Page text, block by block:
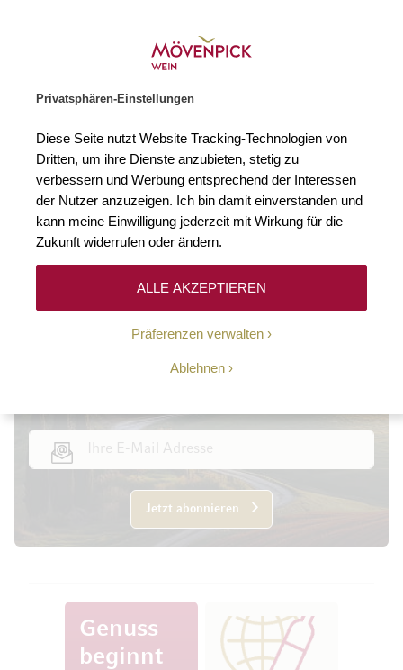
Privatsphären-Einstellungen
Diese Seite nutzt Website Tracking-Technologien von
Dritten, um ihre Dienste anzubieten, stetig zu
verbessern und Werbung entsprechend der Interessen
der Nutzer anzuzeigen. Ich bin damit einverstanden und
kann meine Einwilligung jederzeit mit Wirkung für die
Zukunft widerrufen oder ändern.
Präferenzen verwalten
Ablehnen
ALLE AKZEPTIEREN
Keine Ergebnisse
10-Euro-Willkommens-
Jetzt abonnieren
Genuss
beginnt